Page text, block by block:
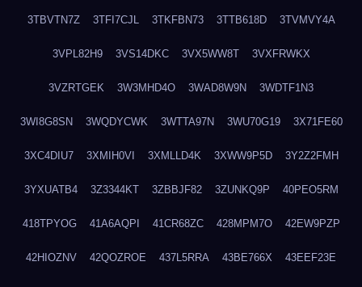
3TBVTN7Z 3TFI7CJL 3TKFBN73 3TTB618D 3TVMVY4A
3VPL82H9 3VS14DKC 3VX5WW8T 3VXFRWKX
3VZRTGEK 3W3MHD4O 3WAD8W9N 3WDTF1N3
3WI8G8SN 3WQDYCWK 3WTTA97N 3WU70G19 3X71FE60
3XC4DIU7 3XMIH0VI 3XMLLD4K 3XWW9P5D 3Y2Z2FMH
3YXUATB4 3Z3344KT 3ZBBJF82 3ZUNKQ9P 40PEO5RM
418TPYOG 41A6AQPI 41CR68ZC 428MPM7O 42EW9PZP
42HIOZNV 42QOZROE 437L5RRA 43BE766X 43EEF23E